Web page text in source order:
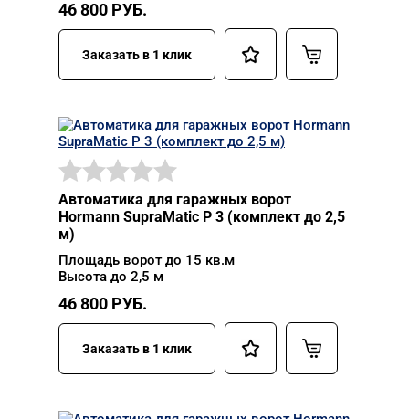
46 800 РУБ.
Заказать в 1 клик
Автоматика для гаражных ворот
Hormann SupraMatic P 3 (комплект до 2,5
м)
Площадь ворот до 15 кв.м
Высота до 2,5 м
46 800 РУБ.
Заказать в 1 клик